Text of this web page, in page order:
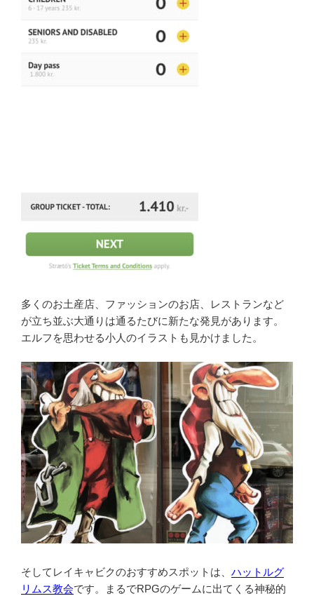
多くのお土産店、ファッションのお店、レストランなど
が立ち並ぶ大通りは通るたびに新たな発見があります。
エルフを思わせる小人のイラストも見かけました。
そしてレイキャビクのおすすめスポットは、 ハットルグ
リムス教会です。まるでRPGのゲームに出てくる神秘的